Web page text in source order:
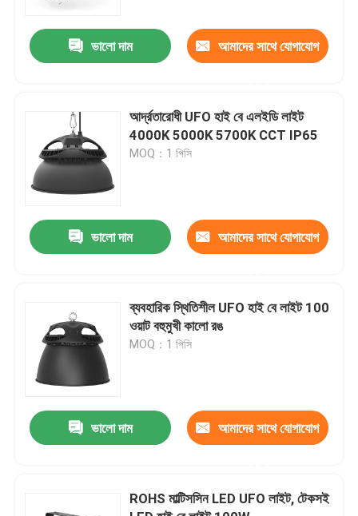
ভালো দাম আমাদের সাথে যোগাযোগ
আর্দ্রতারোধী UFO হাই বে এলইডি লাইট
4000K 5000K 5700K CCT IP65
MOQ：1 পিসি
ভালো দাম আমাদের সাথে যোগাযোগ
ব্যবহারিক স্থিতিশীল UFO হাই বে লাইট 100
ওয়াট বহুমুখী কালো রঙ
MOQ：1 পিসি
ভালো দাম আমাদের সাথে যোগাযোগ
ROHS মাল্টিসসিন LED UFO লাইট, টেকসই